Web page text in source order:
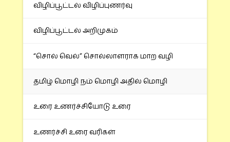
விழிப்பூட்டல் விழிப்புணர்வு
விழிப்பூட்டல் அறிமுகம்
“சொல் வெல்” சொல்லாளராக மாற வழி
தமிழ் மொழி நம் மொழி அதில் மொழி
உரை உணர்ச்சியோடு உரை
உணர்ச்சி உரை வரிகள்